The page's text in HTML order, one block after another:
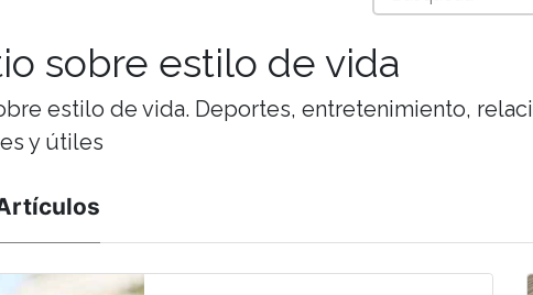
sobre estilo de vida
estilo de vida. Deportes, entretenimiento,
y útiles